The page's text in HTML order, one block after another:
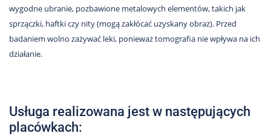
wygodne ubranie, pozbawione metalowych elementów, takich jak
sprzączki, haftki czy nity (mogą zakłócać uzyskany obraz). Przed
badaniem wolno zażywać leki, ponieważ tomografia nie wpływa na ich
działanie.
Usługa realizowana jest w następujących
placówkach: